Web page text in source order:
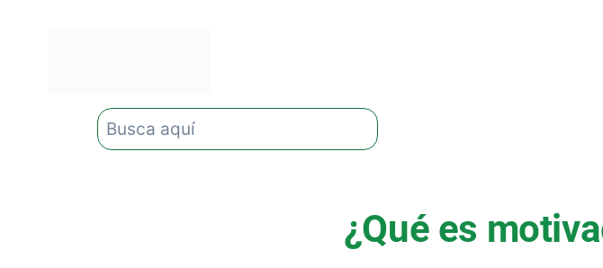
Buscar
¿Qué es